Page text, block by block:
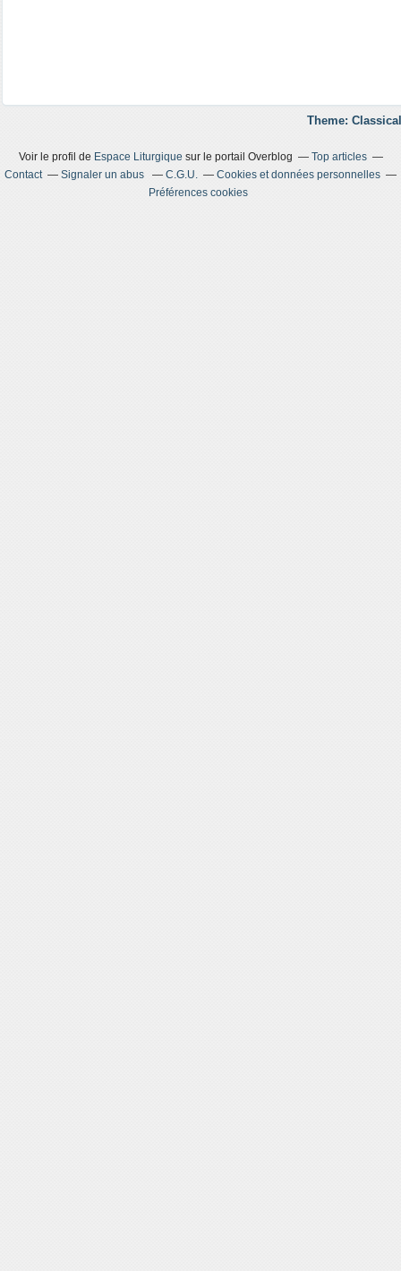
Theme:
Voir le profil de Espace Liturgiquesur le portail Overblog
Top articles
Contact
Signaler un abus C.G.U.
Cookies et données personnelles
Préférences cookies